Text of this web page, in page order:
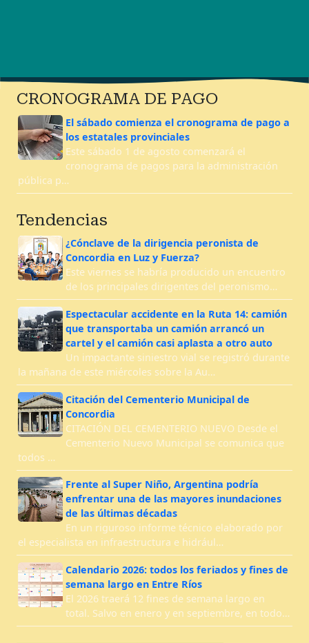
CRONOGRAMA DE PAGO
El sábado comienza el cronograma de pago a
los estatales provinciales
Este sábado 1 de agosto comenzará el
cronograma de pagos para la administración
pública p…
Tendencias
¿Cónclave de la dirigencia peronista de
Concordia en Luz y Fuerza?
Este viernes se habría producido un encuentro
de los principales dirigentes del peronismo…
Espectacular accidente en la Ruta 14: camión
que transportaba un camión arrancó un
cartel y el camión casi aplasta a otro auto
Un impactante siniestro vial se registró durante
la mañana de este miércoles sobre la Au…
Citación del Cementerio Municipal de
Concordia
CITACIÓN DEL CEMENTERIO NUEVO Desde el
Cementerio Nuevo Municipal se comunica que
todos …
Frente al Super Niño, Argentina podría
enfrentar una de las mayores inundaciones
de las últimas décadas
En un riguroso informe técnico elaborado por
el especialista en infraestructura e hidrául…
Calendario 2026: todos los feriados y fines de
semana largo en Entre Ríos
El 2026 traerá 12 fines de semana largo en
total. Salvo en enero y en septiembre, en todo…